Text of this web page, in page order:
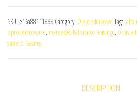
SKU: e16a88111888 Category: Oleje silnikowe Tags: alfa
oprocentowanie, mercedes kalkulator leasingu, octavia
superb leasing
DESCRIPTION